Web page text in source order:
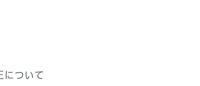
について